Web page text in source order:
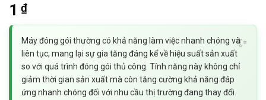
dựa trên
đánh giá
1 ₫
Máy đóng gói thường có khả năng làm việc nhanh chóng và
liên tục, mang lại sự gia tăng đáng kể về hiệu suất sản xuất
so với quá trình đóng gói thủ công. Tính năng này không chỉ
giảm thời gian sản xuất mà còn tăng cường khả năng đáp
ứng nhanh chóng đối với nhu cầu thị trường đang thay đổi.